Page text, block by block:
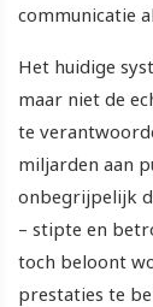
communicatie
Het huidige
maar niet de
te
miljarden aan
onbegrijpelijk
– stipte en
toch beloont
prestaties te